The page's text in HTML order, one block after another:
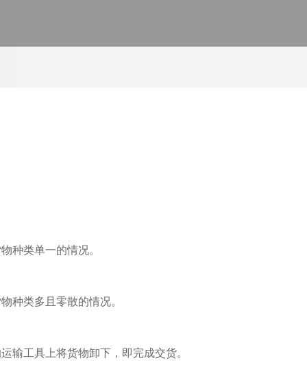
种类单一的情况。
种类多且零散的情况。
输工具上将货物卸下，即完成交货。